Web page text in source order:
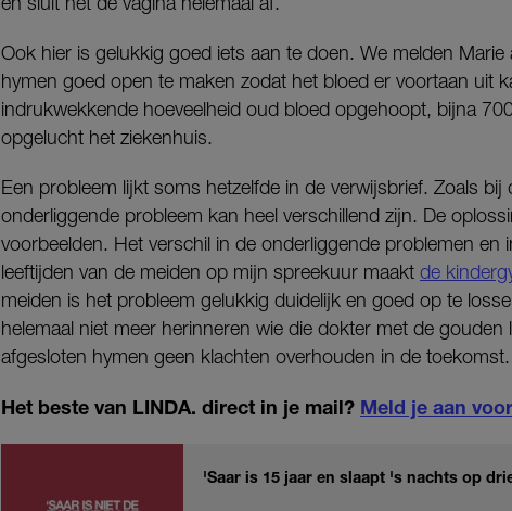
Ook hier is gelukkig goed iets aan te doen. We melden
hymen goed open te maken zodat het bloed er voortaan uit
indrukwekkende hoeveelheid oud bloed opgehoopt, bijna
opgelucht het ziekenhuis.
Een probleem lijkt soms hetzelfde in de verwijsbrief. Zoals
onderliggende probleem kan heel verschillend zijn. De
voorbeelden. Het verschil in de onderliggende problemen en
leeftijden van de meiden op mijn spreekuur maakt de
meiden is het probleem gelukkig duidelijk en goed op te
helemaal niet meer herinneren wie die dokter met de gouden
afgesloten hymen geen klachten overhouden in de toekomst.
Het beste van LINDA. direct in je mail? Meld je aan
'Saar is 15 jaar en slaapt 's nachts op